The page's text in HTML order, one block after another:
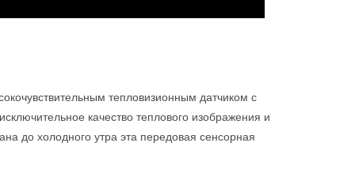
тепловизионным датчиком с
качество теплового изображения и
до холодного утра эта передовая сенсорная